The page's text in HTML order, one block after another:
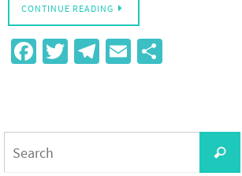
CONTINUE READING
Fa
o
o
T
er
Te
a
E
e
Search